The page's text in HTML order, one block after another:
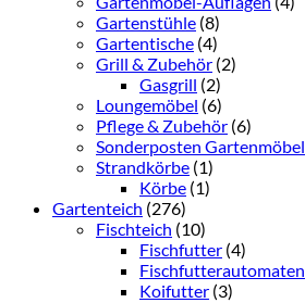
Gartenstühle (8)
Gartentische (4)
Grill & Zubehör (2)
Gasgrill (2)
Loungemöbel (6)
Pflege & Zubehör (6)
Sonderposten Gartenmöbel
Strandkörbe (1)
Körbe (1)
Gartenteich (276)
Fischteich (10)
Fischfutter (4)
Fischfutterautomaten
Koifutter (3)